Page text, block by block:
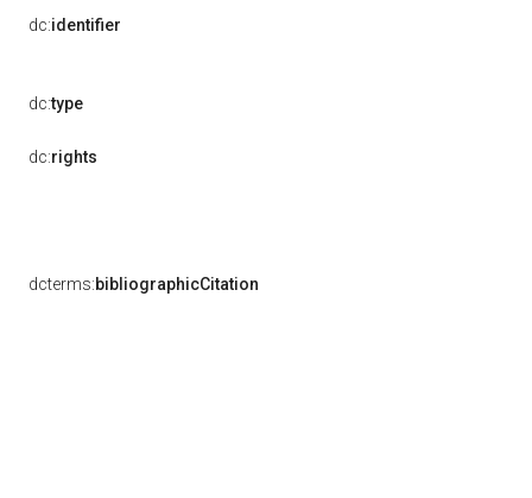
dc:identifier
dc:type
dc:rights
dcterms:bibliographicCitation